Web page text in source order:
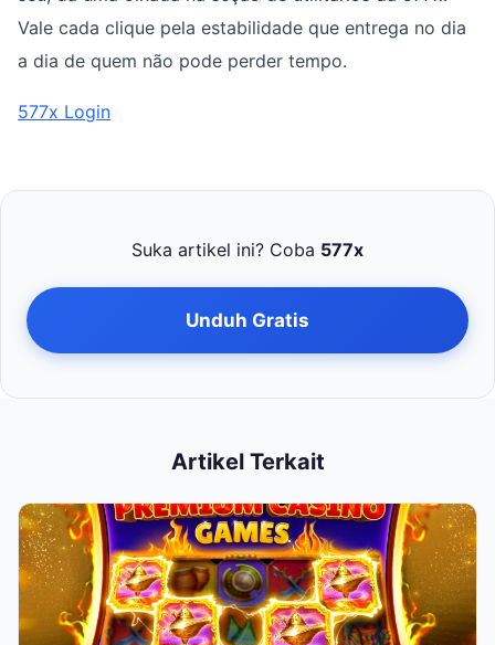
Vale cada clique pela estabilidade que entrega no dia
a dia de quem não pode perder tempo.
577x Login
Suka artikel ini? Coba 577x
Unduh Gratis
Artikel Terkait